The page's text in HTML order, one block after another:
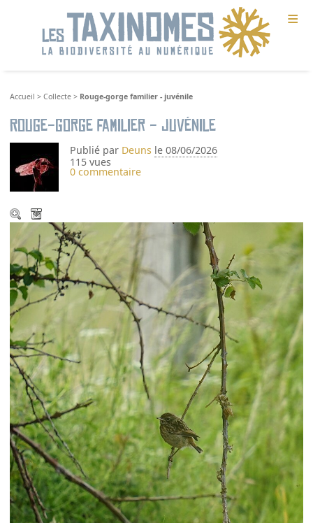
≡
Accueil >Collecte > Rouge-gorge familier - juvénile
Rouge-gorge familier - juvénile
Publié par Deuns le 08/06/2026
115 vues
0 commentaire